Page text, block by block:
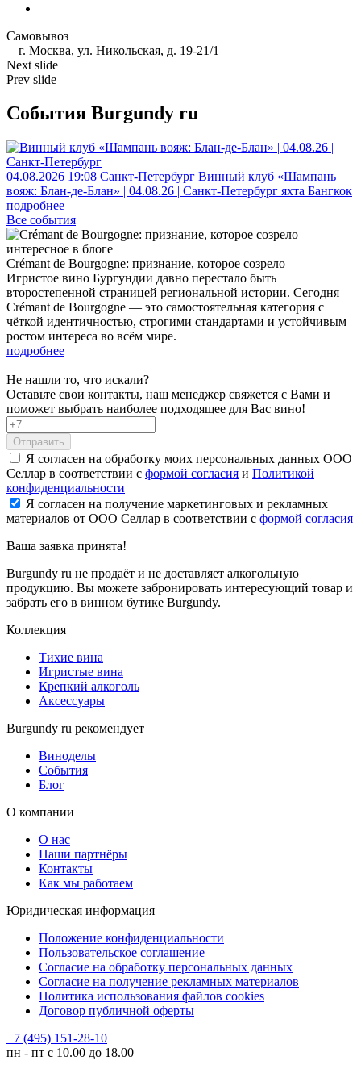
Самовывоз
г. Москва, ул. Никольская, д. 19-21/1
Next slide
Prev slide
События Burgundy ru
04.08.2026 19:08 Санкт-Петербург Винный клуб «Шампань
вояж: Блан-де-Блан» | 04.08.26 | Санкт-Петербург яхта Бангкок
подробнее
Все события
интересное в блоге
Crémant de Bourgogne: признание, которое созрело
Игристое вино Бургундии давно перестало быть
второстепенной страницей региональной истории. Сегодня
Crémant de Bourgogne — это самостоятельная категория с
чёткой идентичностью, строгими стандартами и устойчивым
ростом интереса во всём мире.
подробнее
Не нашли то, что искали?
Оставьте свои контакты, наш менеджер свяжется с Вами и
поможет выбрать наиболее подходящее для Вас вино!
Отправить
Я согласен на обработку моих персональных данных ООО
Селлар в соответствии с формой согласия и Политикой
конфиденциальности
Я согласен на получение маркетинговых и рекламных
материалов от ООО Селлар в соответствии с формой согласия
Ваша заявка принята!
Burgundy ru не продаёт и не доставляет алкогольную
продукцию. Вы можете забронировать интересующий товар и
забрать его в винном бутике Burgundy.
Коллекция
Тихие вина
Игристые вина
Крепкий алкоголь
Аксессуары
Burgundy ru рекомендует
Виноделы
События
Блог
О компании
О нас
Наши партнёры
Контакты
Как мы работаем
Юридическая информация
Положение конфиденциальности
Пользовательское соглашение
Согласие на обработку персональных данных
Согласие на получение рекламных материалов
Политика использования файлов cookies
Договор публичной оферты
+7 (495) 151-28-10
пн - пт с 10.00 до 18.00